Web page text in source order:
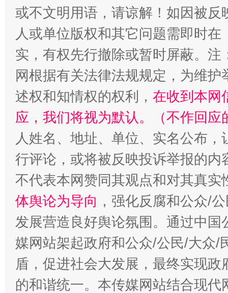
或不文明用语，请谅解！如因被
人或单位版权和其它问题需即时在
实，有权先行撤除或暂时屏蔽。
网根据有关法律法规规定，为维
述权和知情权的权利， 在收到本网
应，我们将视为默认。（不作回应
人姓名、地址、单位、实名公布
行评论，或将被反映投诉举报的
不代表本网赞同其观点和对其真实
体舆论为导向 ，强化反腐和公众/
发展营造良好舆论氛围。通过中
媒网站架起政府和公众/公民/大众/
盾，促进社会大发展，最终实现
的和谐统一。本传媒网站结合现